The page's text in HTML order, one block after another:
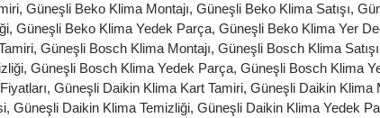
, Güneşli Beko Klima Montajı, Güneşli Beko Klima Satışı,
, Güneşli Beko Klima Yedek Parça, Güneşli Beko Klima Yer
, Güneşli Bosch Klima Montajı, Güneşli Bosch Klima Satışı
, Güneşli Bosch Klima Yedek Parça, Güneşli Bosch Klima
, Güneşli Daikin Klima Kart Tamiri, Güneşli Daikin Klima
, Güneşli Daikin Klima Temizliği, Güneşli Daikin Klima Yedek